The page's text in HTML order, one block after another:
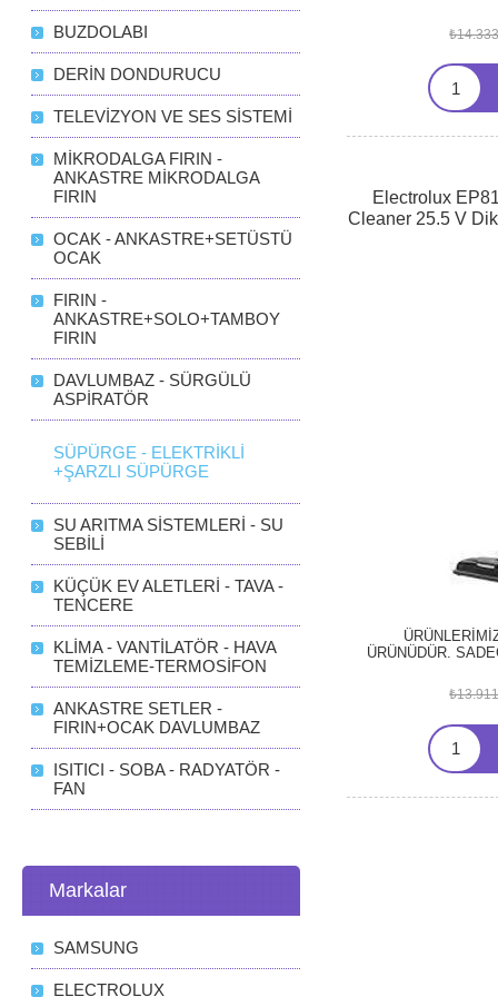
MEVCUTTUR. 2
FATURALIDIR.
FİYATA
Electrolux
Cleaner 25.5 V
ÜRÜNÜDÜR.
MEVCUTTUR. 2
FATURALIDIR.
FİYATA
BUZDOLABI
DERİN DONDURUCU
TELEVİZYON VE SES SİSTEMİ
MİKRODALGA FIRIN -
ANKASTRE MİKRODALGA
FIRIN
OCAK - ANKASTRE+SETÜSTÜ
OCAK
FIRIN -
ANKASTRE+SOLO+TAMBOY
FIRIN
DAVLUMBAZ - SÜRGÜLÜ
ASPİRATÖR
SÜPÜRGE - ELEKTRİKLİ
+ŞARZLI SÜPÜRGE
SU ARITMA SİSTEMLERİ - SU
SEBİLİ
KÜÇÜK EV ALETLERİ - TAVA -
TENCERE
KLİMA - VANTİLATÖR - HAVA
TEMİZLEME-TERMOSİFON
ANKASTRE SETLER -
FIRIN+OCAK DAVLUMBAZ
ISITICI - SOBA - RADYATÖR -
FAN
Markalar
SAMSUNG
ELECTROLUX